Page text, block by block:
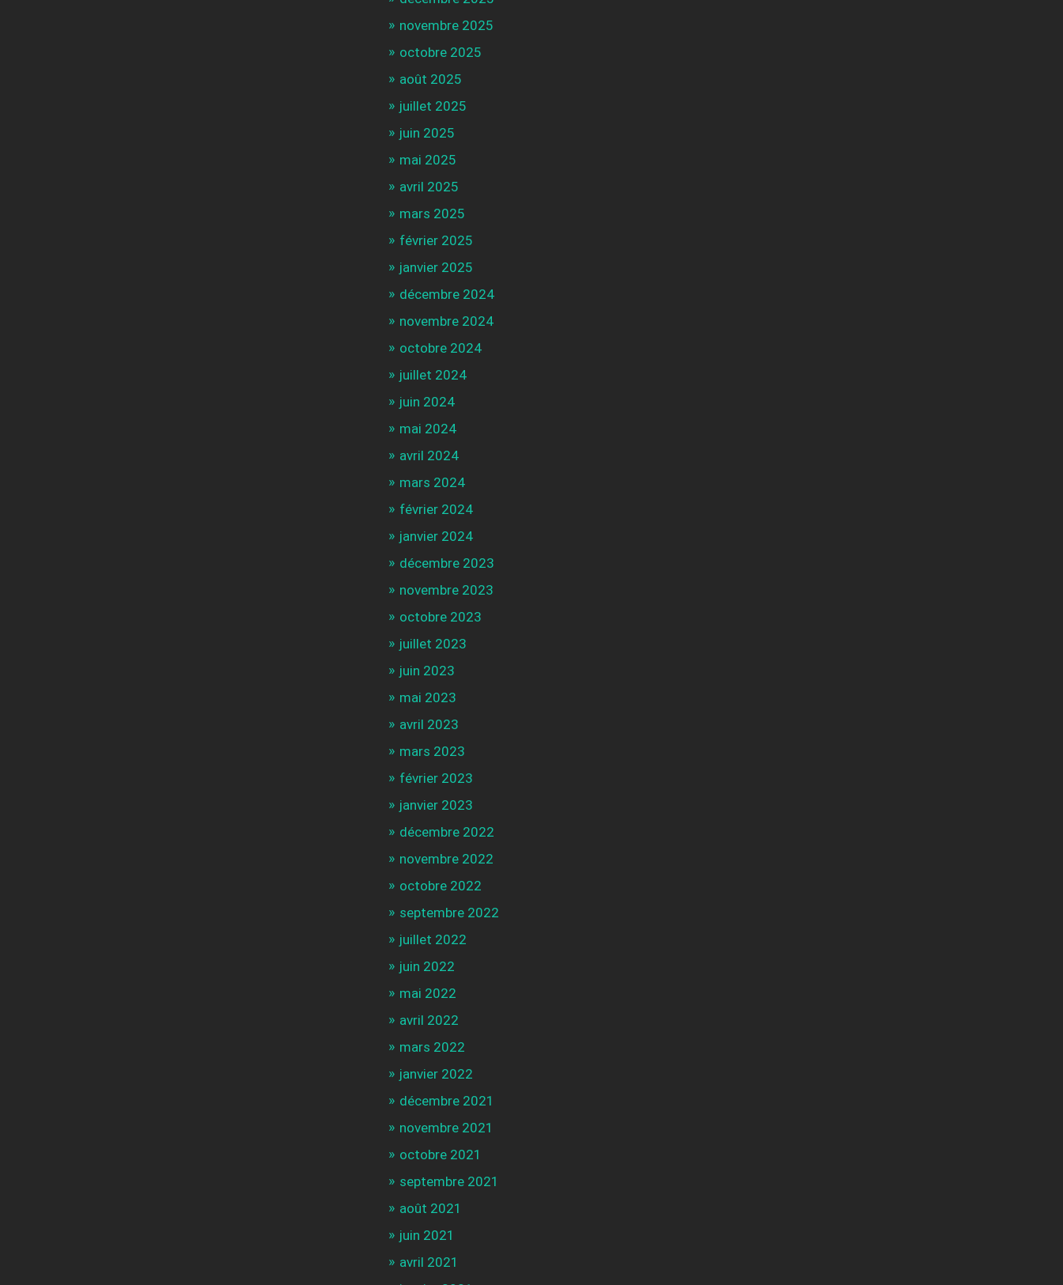
novembre 2025
octobre 2025
août 2025
juillet 2025
juin 2025
mai 2025
avril 2025
mars 2025
février 2025
janvier 2025
décembre 2024
novembre 2024
octobre 2024
juillet 2024
juin 2024
mai 2024
avril 2024
mars 2024
février 2024
janvier 2024
décembre 2023
novembre 2023
octobre 2023
juillet 2023
juin 2023
mai 2023
avril 2023
mars 2023
février 2023
janvier 2023
décembre 2022
novembre 2022
octobre 2022
septembre 2022
juillet 2022
juin 2022
mai 2022
avril 2022
mars 2022
janvier 2022
décembre 2021
novembre 2021
octobre 2021
septembre 2021
août 2021
juin 2021
avril 2021